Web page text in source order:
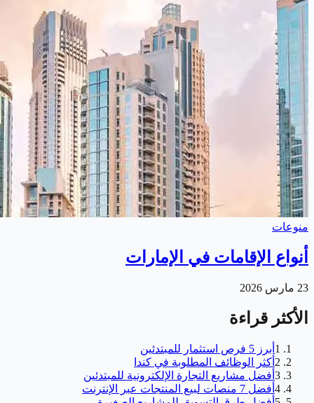
منوعات
أنواع الإقامات في الإمارات
23 مارس 2026
الأكثر قراءة
1 أبرز 5 فرص استثمار للمبتدئين
2 أكثر الوظائف المطلوبة في كندا
3 أفضل مشاريع التجارة الإلكترونية للمبتدئين
4 أفضل 7 منصات لبيع المنتجات عبر الإنترنت